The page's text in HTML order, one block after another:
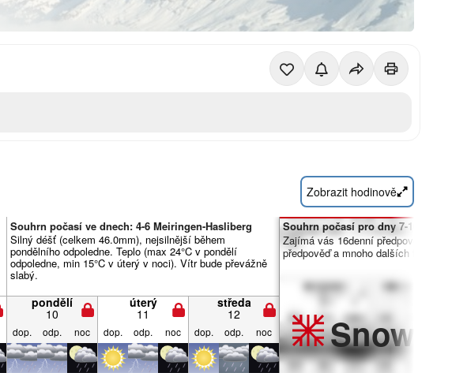
Zobrazit hodinově
Souhrn počasí ve dnech: 4-6 Meiringen-Hasliberg
Silný déšť (celkem 46.0mm), nejsilnější během
pondělního odpoledne. Teplo (max 24°C v pondělí
odpoledne, min 15°C v úterý v noci). Vítr bude převážně
slabý.
pondělí
10
úterý
11
středa
12
dop. odp. noc dop. odp. noc dop. odp. noc
Souhrn počasí pro dny 7-16:
Zajímá vás 16denní předpověď?
předpověď a mnoho dalších funkcí
Snow